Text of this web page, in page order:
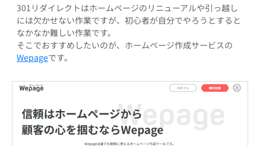
301リダイレクトはホームページのリニューアルや引っ越し
には欠かせない作業ですが、初心者が自分でやろうとすると
なかなか難しい作業です。
そこでおすすめしたいのが、ホームページ作成サービスの
Wepageです。